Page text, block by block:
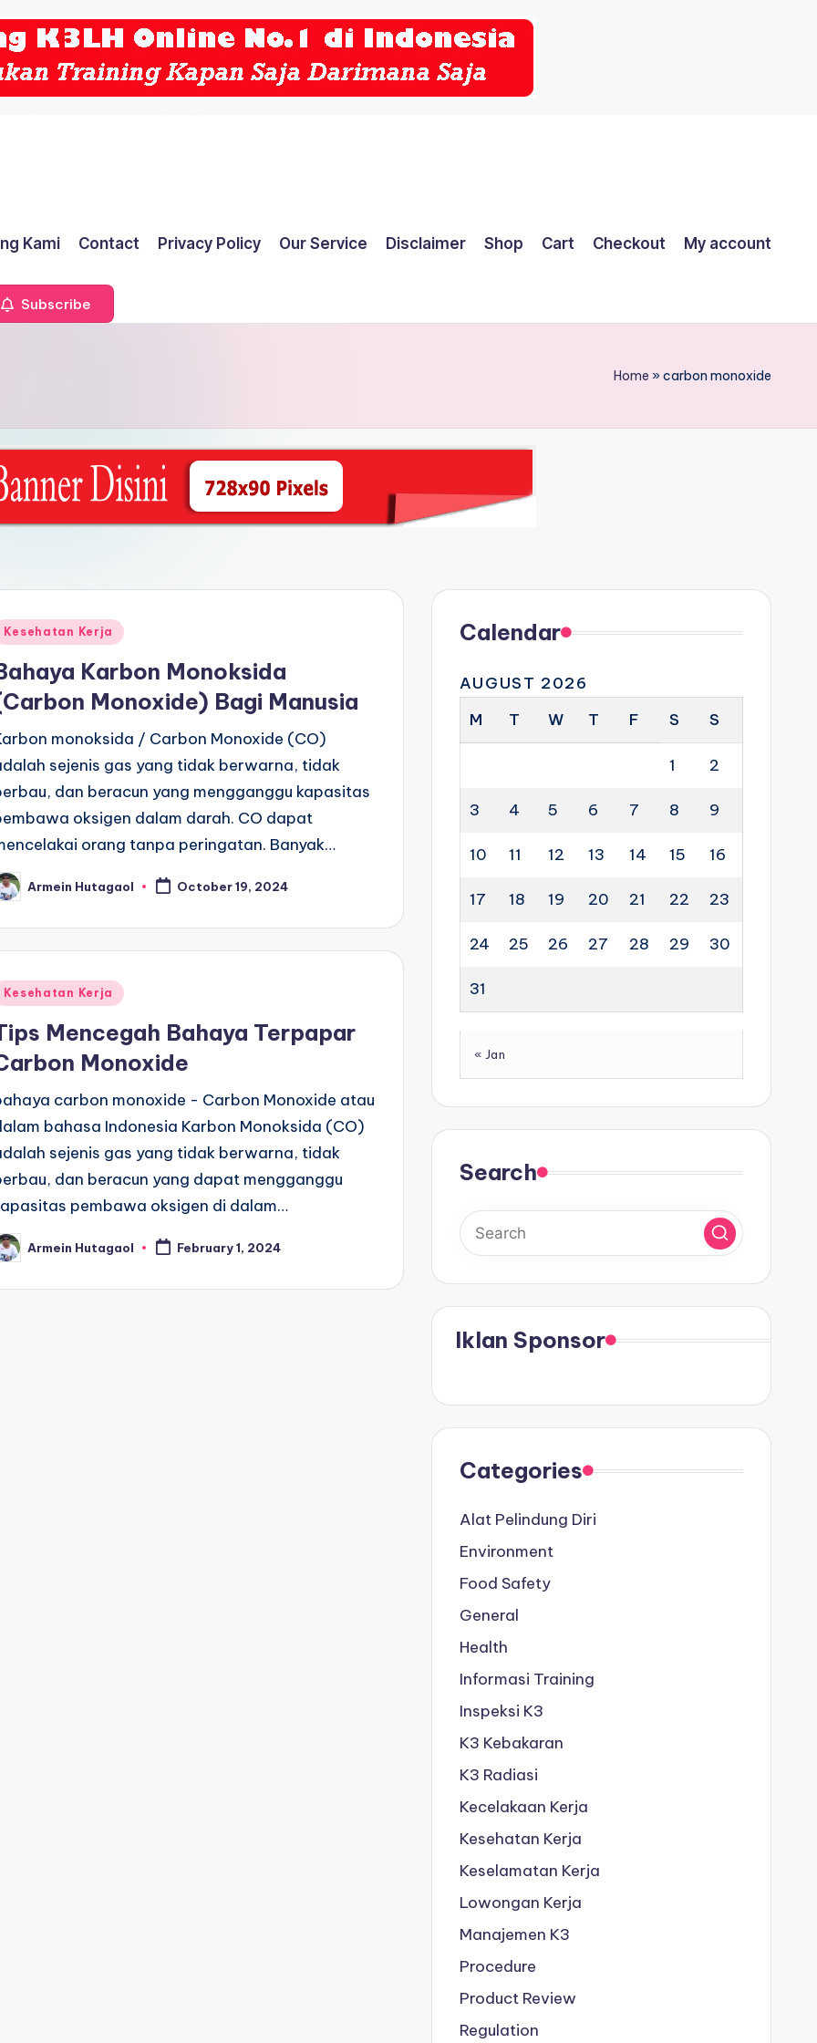
Kami Contact Privacy Policy Our Service Disclaimer Shop Cart Checkout My account
Subscribe
Home »carbon monoxide
Kesehatan Kerja
Karbon Monoksida
Monoxide) Bagi Manusia
monoksida / Carbon Monoxide (CO)
sejenis gas yang tidak berwarna, tidak
dan beracun yang mengganggu kapasitas
oksigen dalam darah. CO dapat
orang tanpa peringatan. Banyak…
Armein Hutagaol October 19, 2024
Kesehatan Kerja
Mencegah Bahaya Terpapar
Monoxide
carbon monoxide - Carbon Monoxide atau
bahasa Indonesia Karbon Monoksida (CO)
sejenis gas yang tidak berwarna, tidak
dan beracun yang dapat mengganggu
pembawa oksigen di dalam…
Armein Hutagaol February 1, 2024
Calendar
AUGUST 2026
M
T W T F S S
1 2
3 4 5 6 7 8 9
10 11 12 13 14 15 16
17 18 19 20 21 22 23
24 25 26 27 28 29 30
31
« Jan
Search
Iklan Sponsor
Categories
Alat Pelindung Diri
Environment
Food Safety
General
Health
Informasi Training
Inspeksi K3
K3 Kebakaran
K3 Radiasi
Kecelakaan Kerja
Kesehatan Kerja
Keselamatan Kerja
Lowongan Kerja
Manajemen K3
Procedure
Product Review
Regulation